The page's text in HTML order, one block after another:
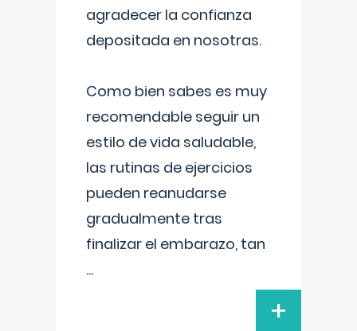
agradecer la confianza
depositada en nosotras.
Como bien sabes es muy
recomendable seguir un
estilo de vida saludable,
las rutinas de ejercicios
pueden reanudarse
gradualmente tras
finalizar el embarazo, tan
...
+